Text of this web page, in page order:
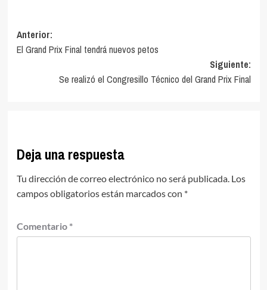
Navegación
de
entradas
Anterior:
El Grand Prix Final tendrá nuevos petos
Siguiente:
Se realizó el Congresillo Técnico del Grand Prix Final
Deja una respuesta
Tu dirección de correo electrónico no será publicada. Los
campos obligatorios están marcados con *
Comentario *